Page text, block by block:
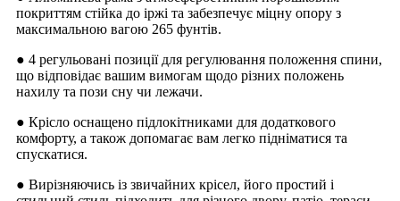
покриттям стійка до іржі та забезпечує міцну опору з
максимальною вагою 265 фунтів.
● 4 регульовані позиції для регулювання положення спини,
що відповідає вашим вимогам щодо різних положень
нахилу та пози сну чи лежачи.
● Крісло оснащено підлокітниками для додаткового
комфорту, а також допомагає вам легко підніматися та
спускатися.
● Вирізняючись із звичайних крісел, його простий і